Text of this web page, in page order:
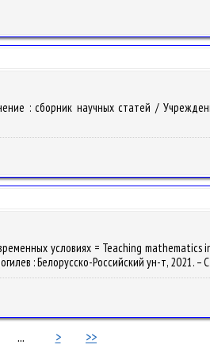
: сборник научных статей /
условиях = Teaching mathematics
: Белорусско-Российский ун-т, 2021. –
... > >>